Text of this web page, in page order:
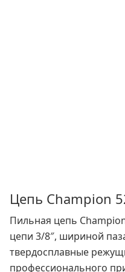
Цепь Champion
Пильная цепь
цепи 3/8″, шириной
твердосплавные
профессионального